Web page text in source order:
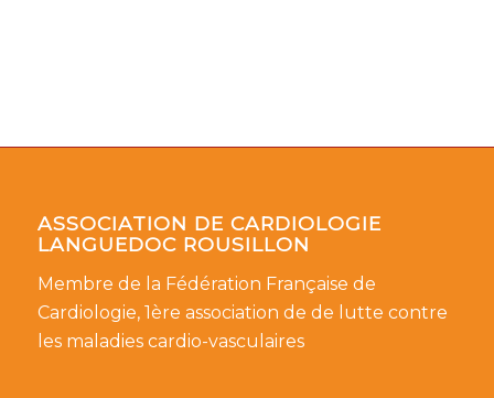
ASSOCIATION DE CARDIOLOGIE
LANGUEDOC ROUSILLON
Membre de la Fédération Française de
Cardiologie, 1ère association de de lutte contre
les maladies cardio-vasculaires